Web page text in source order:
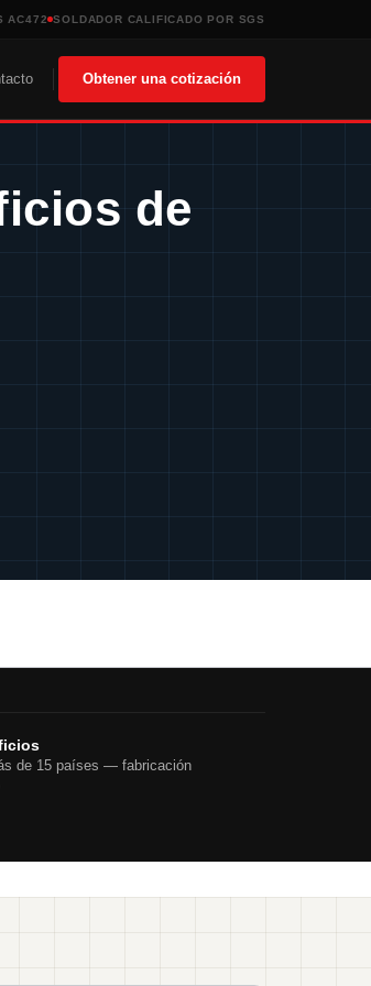
AC472 SOLDADOR CALIFICADO POR SGS
Obtener una cotización
de
de 15 países — fabricación